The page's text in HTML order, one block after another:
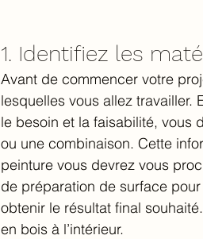
1. Identifiez les
Avant de commencer votre
lesquelles vous allez travailler.
le besoin et la faisabilité, vous
ou une combinaison. Cette
peinture vous devrez vous
de préparation de surface
obtenir le résultat final
en bois à l’intérieur.